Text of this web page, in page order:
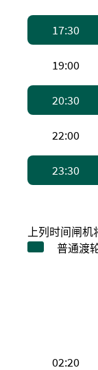
17:30下
19:00下
20:30下
22:00下
23:30下
上列时间闸机
普通渡
02:20上